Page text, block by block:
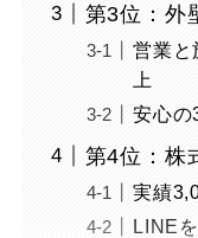
第3位：外
営業と
上
安心の
第4位：株
実績
LINE